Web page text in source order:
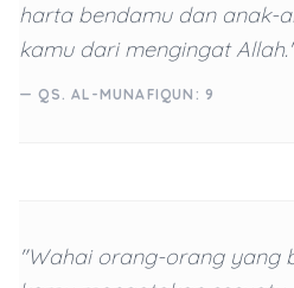
harta bendamu dan anak-
kamu dari mengingat
— QS. AL-MUNAFIQUN: 9
"Wahai orang-orang yang